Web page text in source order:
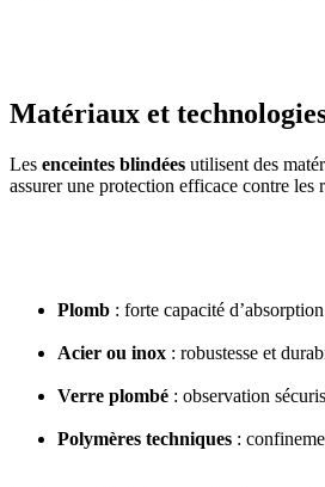
Matériaux et
Les enceintes blindées utilisent des
assurer une protection efficace contre les
Plomb : forte capacité
Acier ou inox : robustesse et
Verre plombé : observation
Polymères techniques :